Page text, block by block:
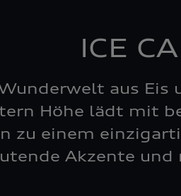
ICE
aus Eis
Höhe lädt mit
zu einem
Akzente